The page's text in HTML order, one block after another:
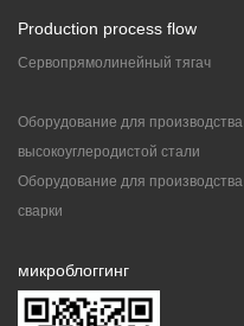
Production process flow
Сервопрямолинейный тягач
Оборудование для производства
высокоуглеродистой стали
Оборудование для производства
сварки
микроблоггинг